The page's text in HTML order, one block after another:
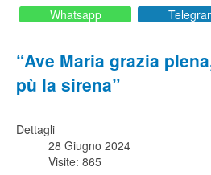
Whatsapp
“Ave Maria grazia
pù la sirena”
Dettagli
28 Giugno 2024
Visite: 865